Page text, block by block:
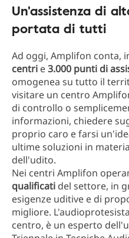
Un'assistenza di
portata di tutti
Ad oggi, Amplifon conta,
centri e3.000 punti di
omogenea su tutto il
visitare un centro
di controllo o
informazioni, chiedere
proprio caro e farsi
ultime soluzioni in
dell'udito.
Nei centri Amplifon
qualificati del settore, in
esigenze uditive e di
migliore.
centro, è un esperto